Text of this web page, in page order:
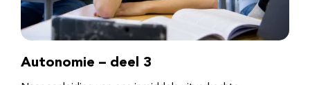
Autonomie – deel 3